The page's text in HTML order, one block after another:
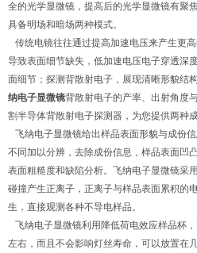
全的光学显微镜，提高后的光学显微镜有聚
具备明场和暗场两种模式。
传统电镜往往通过提高加速电压来产生更
导致表面细节缺失，低加速电压电子穿透深
面细节；探测背散射电子，展现清晰形貌结
纳电子显微镜背散射电子的产率、出射角度
割半导体背散射电子探测器，为您提供两种
飞纳电子显微镜给出样品表面形貌与成份
不同加以分辨，去除成份信息，样品表面凹
表面粗糙度和缺陷分析。飞纳电子显微镜采
碰撞产生正离子，正离子与样品表面累积的
生，直接观测各种不导电样品。
飞纳电子显微镜利用降低荷电效应样品杯
左右，而且不会影响灯丝寿命，可以放置在